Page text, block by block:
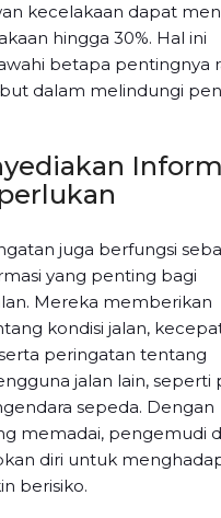
kecelakaan dapat
hingga 30%. Hal ini
betapa pentingnya
dalam melindungi
juga berfungsi
yang penting bagi
Mereka memberikan
kondisi jalan,
peringatan tentang
jalan lain, seperti
sepeda. Dengan
memadai, pengemudi
diri untuk
berisiko.